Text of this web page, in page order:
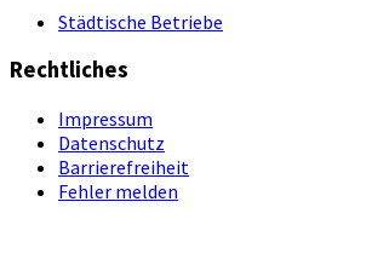
Städtische Betriebe
Rechtliches
Impressum
Datenschutz
Barrierefreiheit
Fehler melden